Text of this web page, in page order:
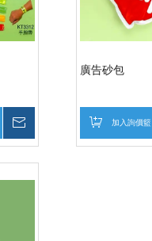
廣告砂包
加入詢價籃